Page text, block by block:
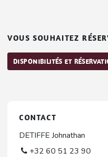
VOUS SOUHAITEZ
DISPONIBILITÉS ET
CONTACT
DETIFFE Johnathan
+32 60 51 23 90